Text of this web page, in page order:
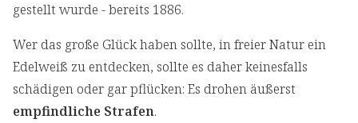
gestellt wurde - bereits 1886.
Wer das große Glück haben sollte, in freier Natur ein
Edelweiß zu entdecken, sollte es daher keinesfalls
schädigen oder gar pflücken: Es drohen äußerst
empfindliche Strafen.